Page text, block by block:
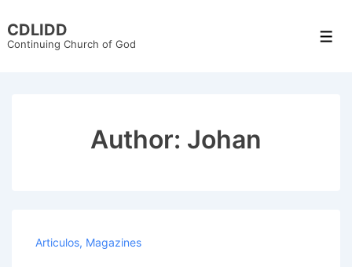
Skip
CDLIDD
Continuing Church of God
Author: Johan
Articulos, Magazines